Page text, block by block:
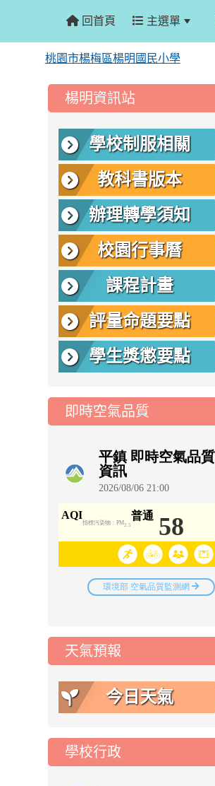
回首頁 主選單
桃園市楊梅區楊明國民小學
::: 楊明資訊站
學校制服相關
教科書版本
辦理轉學須知
校園行事曆
課程計畫
評量命題要點
學生獎懲要點
即時空氣品質
天氣預報
今日天氣
學校行政